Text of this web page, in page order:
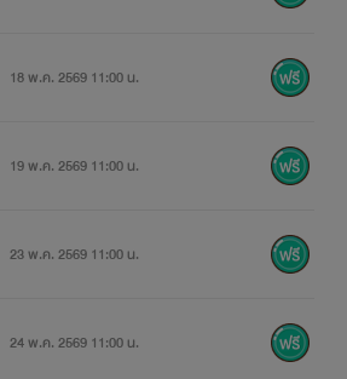
18 พ.ค. 2569 11:00 น.
19 พ.ค. 2569 11:00 น.
23 พ.ค. 2569 11:00 น.
24 พ.ค. 2569 11:00 น.